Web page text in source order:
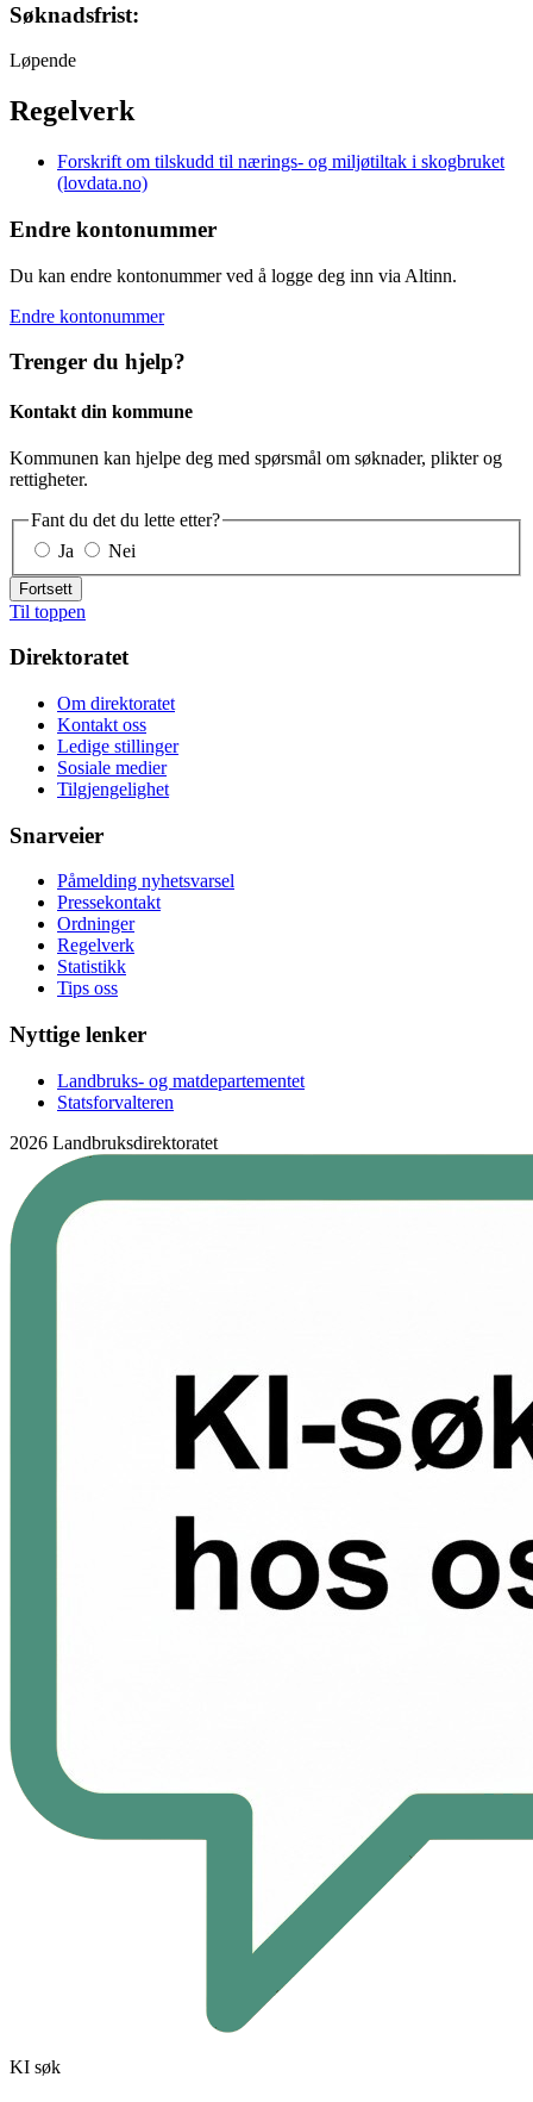
Søknadsfrist:
Løpende
Regelverk
Forskrift om tilskudd til nærings- og miljøtiltak i skogbruket
(lovdata.no)
Endre kontonummer
Du kan endre kontonummer ved å logge deg inn via Altinn.
Endre kontonummer
Trenger du hjelp?
Kontakt din kommune
Kommunen kan hjelpe deg med spørsmål om søknader, plikter og
rettigheter.
Fant du det du lette etter?
Ja
Nei
Fortsett
Til toppen
Direktoratet
Om direktoratet
Kontakt oss
Ledige stillinger
Sosiale medier
Tilgjengelighet
Snarveier
Påmelding nyhetsvarsel
Pressekontakt
Ordninger
Regelverk
Statistikk
Tips oss
Nyttige lenker
Landbruks- og matdepartementet
Statsforvalteren
2026 Landbruksdirektoratet
KI søk